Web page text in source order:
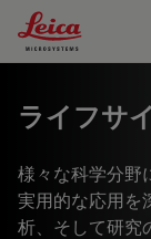
Leica
ライフサ
様々な科学分野
実用的な応用を
析、そして研究